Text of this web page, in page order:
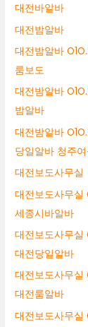
대전바알바
대전밤알바
대전밤알바
룸보도
대전밤알바
밤알바
대전밤알바
당일알바 청주
대전보도사무실
대전보도사무
세종시바알바
대전보도사무
대전당일알바
대전보도사무
대전룸알바
대전보도사무